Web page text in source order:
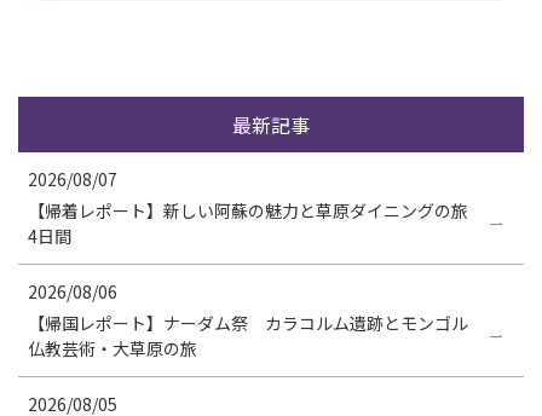
最新記事
2026/08/07
【帰着レポート】新しい阿蘇の魅力と草原ダイニングの旅
4日間
2026/08/06
【帰国レポート】ナーダム祭 カラコルム遺跡とモンゴル
仏教芸術・大草原の旅
2026/08/05